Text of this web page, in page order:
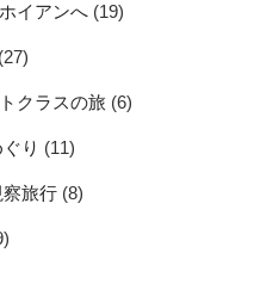
イアンへ (19)
(27)
クラスの旅 (6)
り (11)
旅行 (8)